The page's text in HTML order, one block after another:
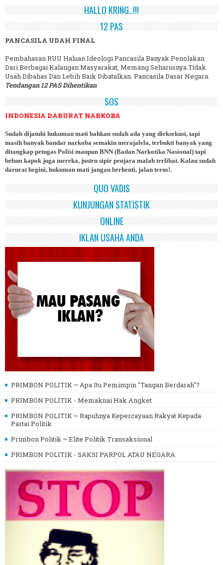
HALLO KRING..!!!
12 PAS
PANCASILA UDAH FINAL
Pembahasan RUU Haluan Ideologi Pancasila Banyak Penolakan
Dari Berbagai Kalangan Masyarakat, Memang Seharusnya Tidak
Usah Dibahas Dan Lebih Baik Dibatalkan. Pancasila Dasar Negara.
Tendangan 12 PAS Dihentikan
SOS
INDONESIA DARURAT NARKOBA
Sudah dijatuhi hukuman mati bahkan sudah ada yang dieksekusi, tapi
masih banyak bandar narkoba semakin merajalela, terbukti banyak yang
ditangkap petugas Polisi maupun BNN (Badan Narkotika Nasional) tapi
belum kapok juga mereka, justru sipir penjara malah terlibat. Kalau sudah
darurat begini, hukuman mati jangan berhenti, jalan terus!.
QUO VADIS
KUNJUNGAN STATISTIK
ONLINE
IKLAN USAHA ANDA
PRIMBON POLITIK ~ Apa Itu Pemimpin "Tangan Berdarah"?
PRIMBON POLITIK - Memaknai Hak Angket
PRIMBON POLITIK ~ Rapuhnya Kepercayaan Rakyat Kepada
Partai Politik
Primbon Politik ~ Elite Politik Transaksional
PRIMBON POLITIK - SAKSI PARPOL ATAU NEGARA